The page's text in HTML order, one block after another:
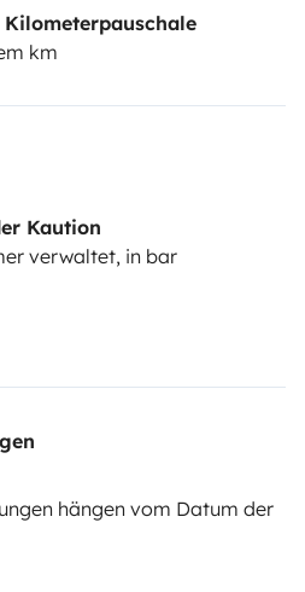
km
Kaution
verwaltet, in bar
hängen vom Datum der